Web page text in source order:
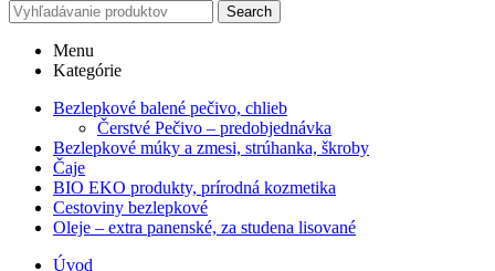
Search
Menu
Kategórie
Bezlepkové balené pečivo, chlieb
Čerstvé Pečivo – predobjednávka
Bezlepkové múky a zmesi, strúhanka, škroby
Čaje
BIO EKO produkty, prírodná kozmetika
Cestoviny bezlepkové
Oleje – extra panenské, za studena lisované
Úvod